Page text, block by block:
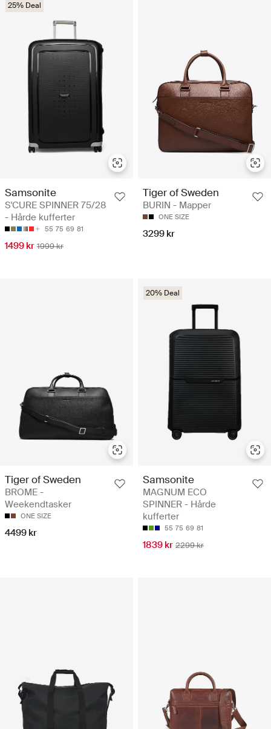
25% Deal
Samsonite
S'CURE SPINNER 75/28
- Hårde kufferter
55 75 69 81
1499 kr 1999 kr
Tiger of Sweden
BURIN - Mapper
ONE SIZE
3299 kr
Tiger of Sweden
BROME -
Weekendtasker
ONE SIZE
4499 kr
20% Deal
Samsonite
MAGNUM ECO
SPINNER - Hårde
kufferter
55 75 69 81
1839 kr 2299 kr